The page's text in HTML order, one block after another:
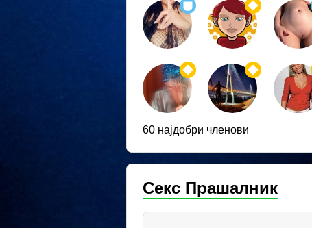
60 најдобри членови
Секс Прашалник